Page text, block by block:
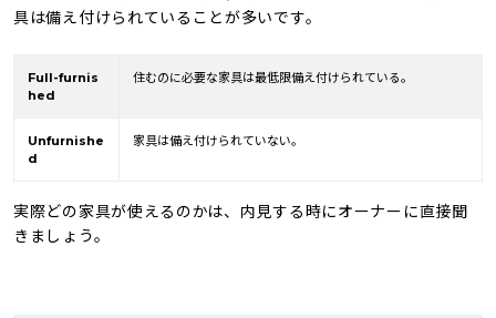
具は備え付けられていることが多いです。
Full-furnis
hed
住むのに必要な家具は最低限備え付けられている。
Unfurnishe
d
家具は備え付けられていない。
実際どの家具が使えるのかは、内見する時にオーナーに直接聞
きましょう。